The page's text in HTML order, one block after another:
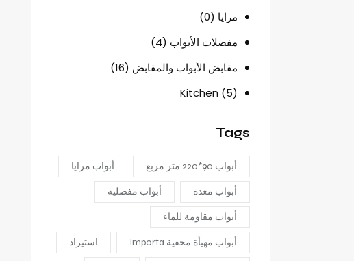
مرايا (0)
مفصلات الأبواب (4)
مقابض الأبواب والمقابض (16)
Kitchen (5)
Tags
أبواب 90*220 متر مربع أبواب مرايا
أبواب معدة أبواب مفصلية
أبواب مقاومة للماء
أبواب مهيأة مخفية Importa استيراد